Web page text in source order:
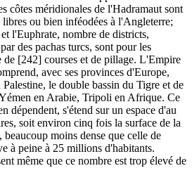
côtes méridionales de l'Hadramaut sont
libres ou bien inféodées à l'Angleterre;
l'Euphrate, nombre de districts,
des pachas turcs, sont pour les
[242] courses et de pillage. L'Empire
avec ses provinces d'Europe,
le double bassin du Tigre et de
en Arabie, Tripoli en Afrique. Ce
dépendent, s'étend sur un espace d'au
soit environ cinq fois la surface de la
moins dense que celle de
à peine à 25 millions d'habitants.
même que ce nombre est trop élevé de